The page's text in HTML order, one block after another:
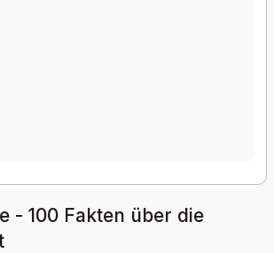
- 100 Fakten über die